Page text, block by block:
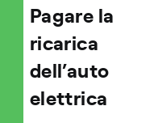
Pagare la
ricarica
dell’auto
elettrica